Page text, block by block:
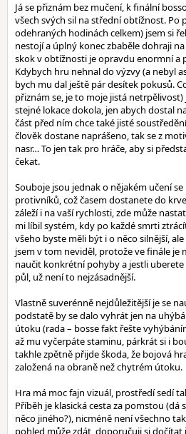
Já se přiznám bez mučení, k finální
všech svých sil na střední obtížnost. Po
odehraných hodinách celkem) jsem si
nestojí a úplný konec zbaběle dohraji
skok v obtížnosti je opravdu enormní a
Kdybych hru nehnal do výzvy (a nebyl
bych mu dal ještě pár desítek pokusů.
přiznám se, je to moje jistá
stejné lokace dokola, jen abych dostal
část před ním chce také jisté
člověk dostane naprášeno, tak se z
nasr… To jen tak pro hráče, aby si
čekat.
Souboje jsou jednak o nějakém učení
protivníků, což časem dostanete do
záleží i na vaší rychlosti, zde může
mi líbil systém, kdy po každé smrti
všeho byste měli být i o něco silnější,
jsem v tom neviděl, protože ve finále je
naučit konkrétní pohyby a jestli
půl, už není to nejzásadnější.
Vlastně suverénně nejdůležitější je se
podstatě by se dalo vyhrát jen na
útoku (rada – bosse fakt řešte
až mu vyčerpáte staminu, párkrát si i
takhle zpětně přijde škoda, že bojová
založená na obraně než chytrém útoku.
Hra má moc fajn vizuál, prostředí sedí
Příběh je klasická cesta za pomstou (dá
něco jiného?), nicméně není všechno
pohled může zdát, doporučuji si